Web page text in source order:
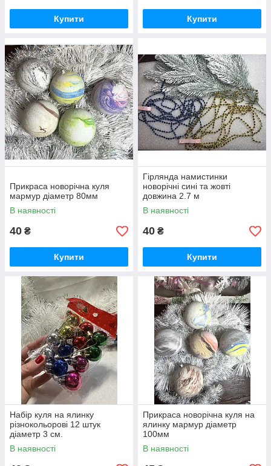
Купити Купити
Прикраса новорічна куля
мармур діаметр 80мм
В наявності
40 ₴
Купити
Гірлянда намистинки
новорічні сині та жовті
довжина 2.7 м
В наявності
40 ₴
Купити
Набір куля на ялинку
різнокольорові 12 штук
діаметр 3 см.
В наявності
Прикраса новорічна куля на
ялинку мармур діаметр
100мм
В наявності